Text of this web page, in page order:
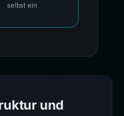
selbst ein
und